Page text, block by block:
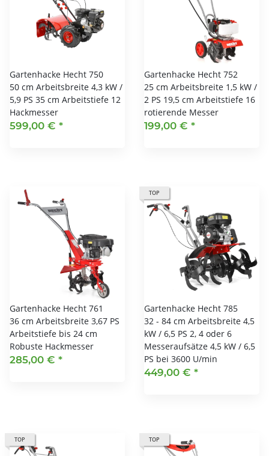
Gartenhacke Hecht 750
50 cm Arbeitsbreite 4,3 kW /
5,9 PS 35 cm Arbeitstiefe 12
Hackmesser
599,00 € *
Gartenhacke Hecht 752
25 cm Arbeitsbreite 1,5 kW /
2 PS 19,5 cm Arbeitstiefe 16
rotierende Messer
199,00 € *
Gartenhacke Hecht 761
36 cm Arbeitsbreite 3,67 PS
Arbeitstiefe bis 24 cm
Robuste Hackmesser
285,00 € *
TOP
Gartenhacke Hecht 785
32 - 84 cm Arbeitsbreite 4,5
kW / 6,5 PS 2, 4 oder 6
Messeraufsätze 4,5 kW / 6,5
PS bei 3600 U/min
449,00 € *
TOP TOP